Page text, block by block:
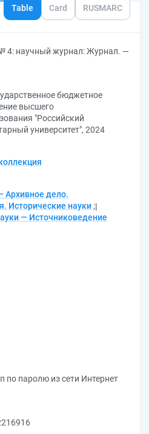
Table Card RUSMARC
4: научный журнал: Журнал. —
бюджетное
высшего
"Российский
университет", 2024
Архивное дело.
Исторические науки ;
— Источниковедение
по паролю из сети Интернет